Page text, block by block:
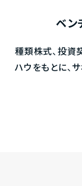
ベン
種類株式、投資
ハウをもとに、